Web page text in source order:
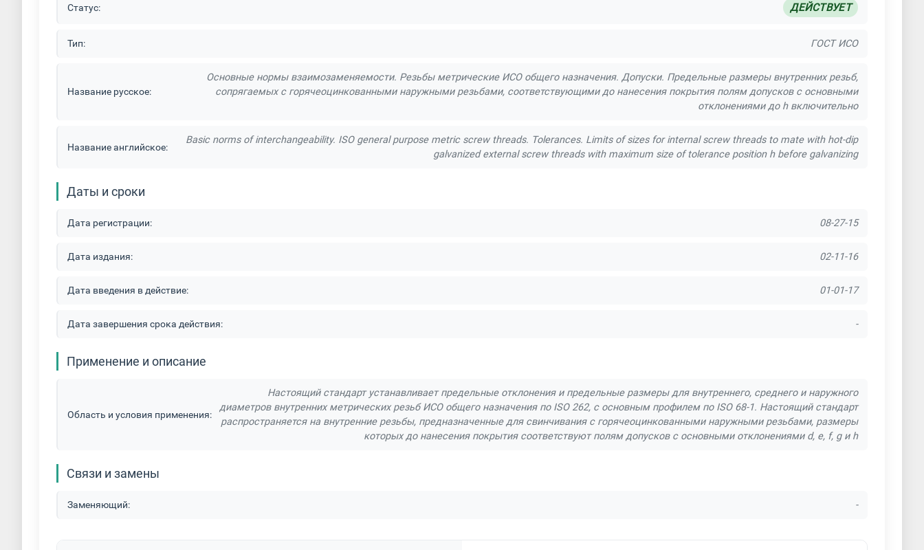
Статус: ДЕЙСТВУЕТ
Тип: ГОСТ ИСО
Название русское:
Основные нормы взаимозаменяемости. Резьбы метрические ИСО общего назначения. Допуски. Предельные размеры внутренних резьб,
сопрягаемых с горячеоцинкованными наружными резьбами, соответствующими до нанесения покрытия полям допусков с основными
отклонениями до h включительно
Название английское:
Basic norms of interchangeability. ISO general purpose metric screw threads. Tolerances. Limits of sizes for internal screw threads to mate with hot-dip
galvanized external screw threads with maximum size of tolerance position h before galvanizing
Даты и сроки
Дата регистрации: 08-27-15
Дата издания: 02-11-16
Дата введения в действие: 01-01-17
Дата завершения срока действия: -
Применение и описание
Область и условия применения:
Настоящий стандарт устанавливает предельные отклонения и предельные размеры для внутреннего, среднего и наружного
диаметров внутренних метрических резьб ИСО общего назначения по ISO 262, с основным профилем по ISO 68-1. Настоящий стандарт
распространяется на внутренние резьбы, предназначенные для свинчивания с горячеоцинкованными наружными резьбами, размеры
которых до нанесения покрытия соответствуют полям допусков с основными отклонениями d, e, f, g и h
Связи и замены
Заменяющий: -